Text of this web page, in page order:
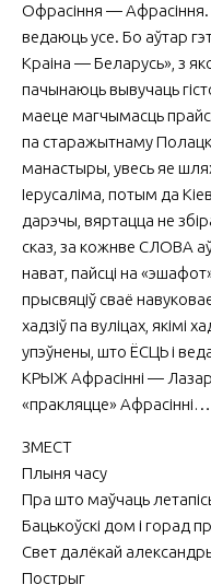
Офрасіння —
ведаюць усе. Бо аўтар
Краіна — Беларусь», з
пачынаюць вывучаць
маеце магчымасць
па старажытнаму
манастыры, увесь яе
Іерусаліма, потым да
дарэчы, вяртацца не
сказ, за кожнве СЛОВА
нават, пайсці на
прысвяціў сваё
хадзіў па вуліцах, якімі
упэўнены, што ЁСЦЬ і
КРЫЖ Афрасінні —
«пракляцце»
ЗМЕСТ
Плыня часу
Пра што маўчаць
Бацькоўскі дом і горад
Свет далёкай
Пострыг